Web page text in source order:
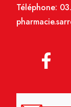
Téléphone: